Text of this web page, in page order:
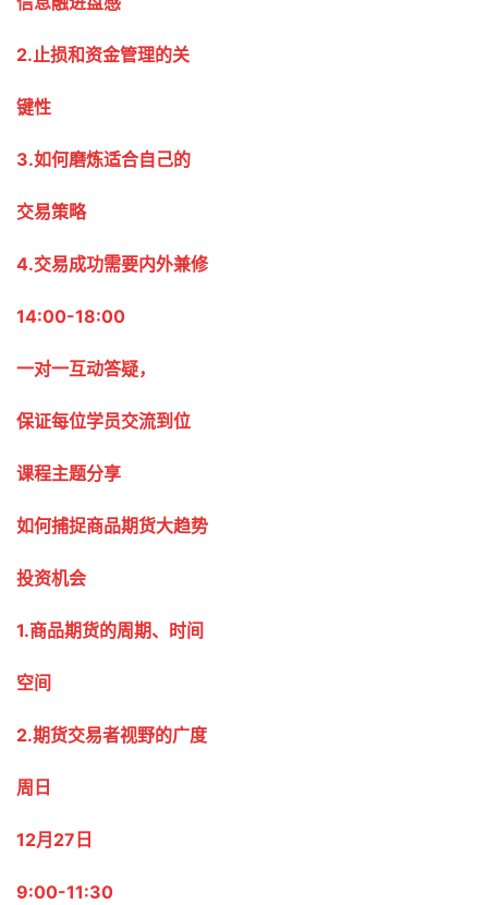
2.止损和资金管理的关
键性
3.如何磨炼适合自己的
交易策略
4.交易成功需要内外兼修
14:00-18:00
一对一互动答疑，
保证每位学员交流到位
课程主题分享
如何捕捉商品期货大趋势
投资机会
1.商品期货的周期、时间
空间
2.期货交易者视野的广度
周日
12月27日
9:00-11:30